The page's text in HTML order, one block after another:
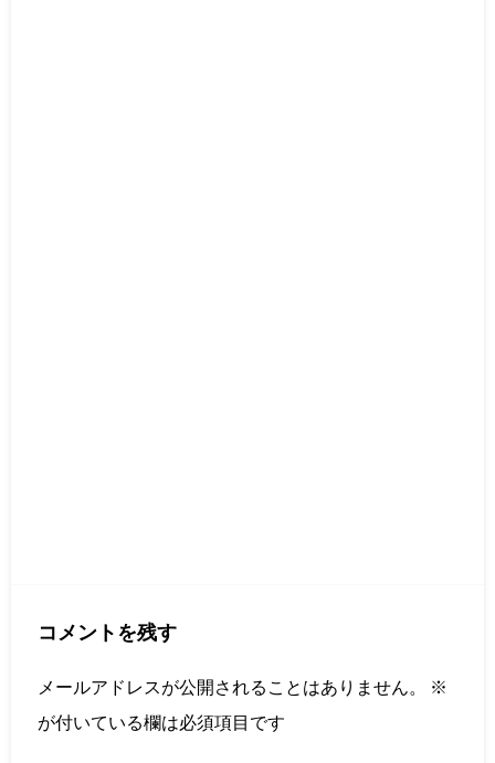
コメントを残す
メールアドレスが公開されることはありません。
※
が付いている欄は必須項目です